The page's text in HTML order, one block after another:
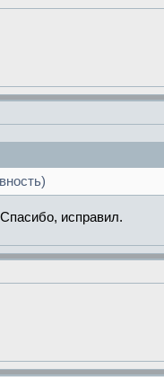
Спасибо, исправил.